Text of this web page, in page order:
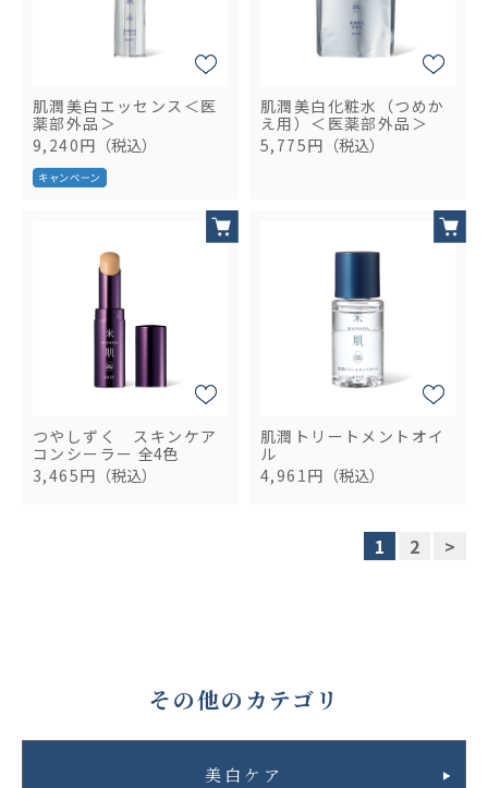
肌潤美白エッセンス＜医
薬部外品＞
9,240円 （税込）
肌潤美白化粧水（つめか
え用）＜医薬部外品＞
5,775円 （税込）
つやしずく スキンケア
コンシーラー 全4色
3,465円 （税込）
肌潤トリートメントオイ
ル
4,961円 （税込）
1 2 >
その他のカテゴリ
美白ケア